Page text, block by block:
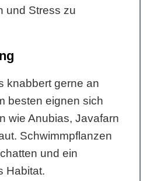
und Stress zu
knabbert gerne an
besten eignen sich
wie Anubias, Javafarn
Schwimmpflanzen
und ein
Habitat.